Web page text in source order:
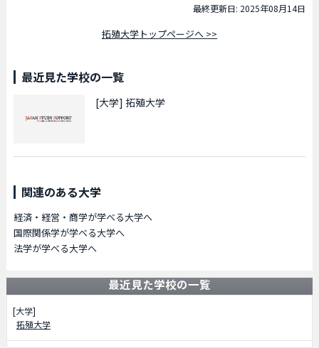
最終更新日: 2025年08月14日
拓殖大学トップページへ >>
最近見た学校の一覧
[大学] 拓殖大学
関連のある大学
経済・経営・商学が学べる大学へ
国際関係学が学べる大学へ
法学が学べる大学へ
最近見た学校の一覧
[大学]
拓殖大学